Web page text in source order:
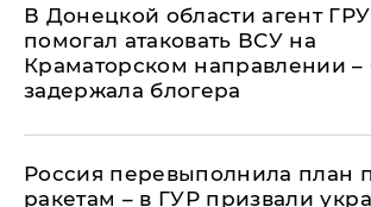
В Донецкой области агент
помогал атаковать ВСУ на
Краматорском направлении –
задержала блогера
Россия перевыполнила план
ракетам – в ГУР призвали